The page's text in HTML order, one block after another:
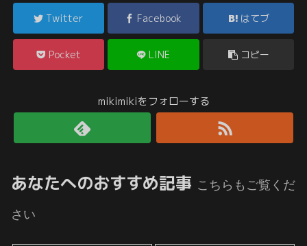
Twitter Facebook はてブ
Pocket LINE コピー
mikimikiをフォローする
あなたへのおすすめ記事 こちらもご覧くだ
さい